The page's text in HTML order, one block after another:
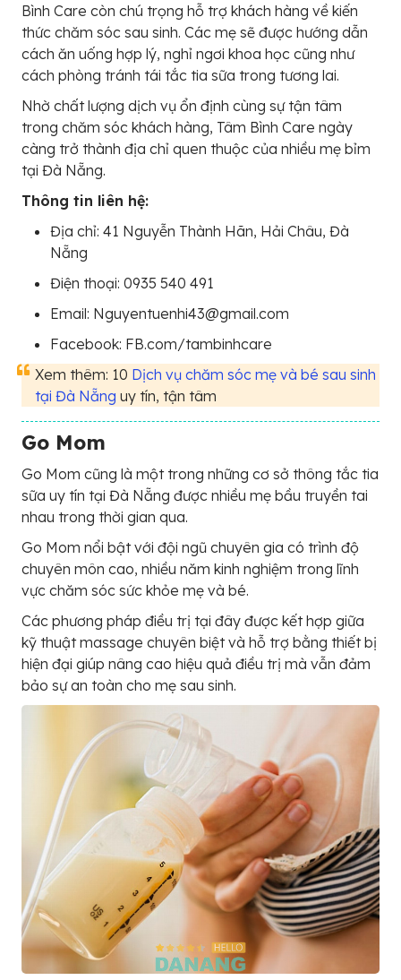
Bình Care còn chú trọng hỗ trợ khách hàng về kiến
thức chăm sóc sau sinh. Các mẹ sẽ được hướng dẫn
cách ăn uống hợp lý, nghỉ ngơi khoa học cũng như
cách phòng tránh tái tắc tia sữa trong tương lai.
Nhờ chất lượng dịch vụ ổn định cùng sự tận tâm
trong chăm sóc khách hàng, Tâm Bình Care ngày
càng trở thành địa chỉ quen thuộc của nhiều mẹ bỉm
tại Đà Nẵng.
Thông tin liên hệ:
Địa chỉ: 41 Nguyễn Thành Hãn, Hải Châu, Đà
Nẵng
Điện thoại: 0935 540 491
Email: Nguyentuenhi43@gmail.com
Facebook: FB.com/tambinhcare
Xem thêm: 10 Dịch vụ chăm sóc mẹ và bé sau sinh
tại Đà Nẵng uy tín, tận tâm
Go Mom
Go Mom cũng là một trong những cơ sở thông tắc tia
sữa uy tín tại Đà Nẵng được nhiều mẹ bầu truyền tai
nhau trong thời gian qua.
Go Mom nổi bật với đội ngũ chuyên gia có trình độ
chuyên môn cao, nhiều năm kinh nghiệm trong lĩnh
vực chăm sóc sức khỏe mẹ và bé.
Các phương pháp điều trị tại đây được kết hợp giữa
kỹ thuật massage chuyên biệt và hỗ trợ bằng thiết bị
hiện đại giúp nâng cao hiệu quả điều trị mà vẫn đảm
bảo sự an toàn cho mẹ sau sinh.